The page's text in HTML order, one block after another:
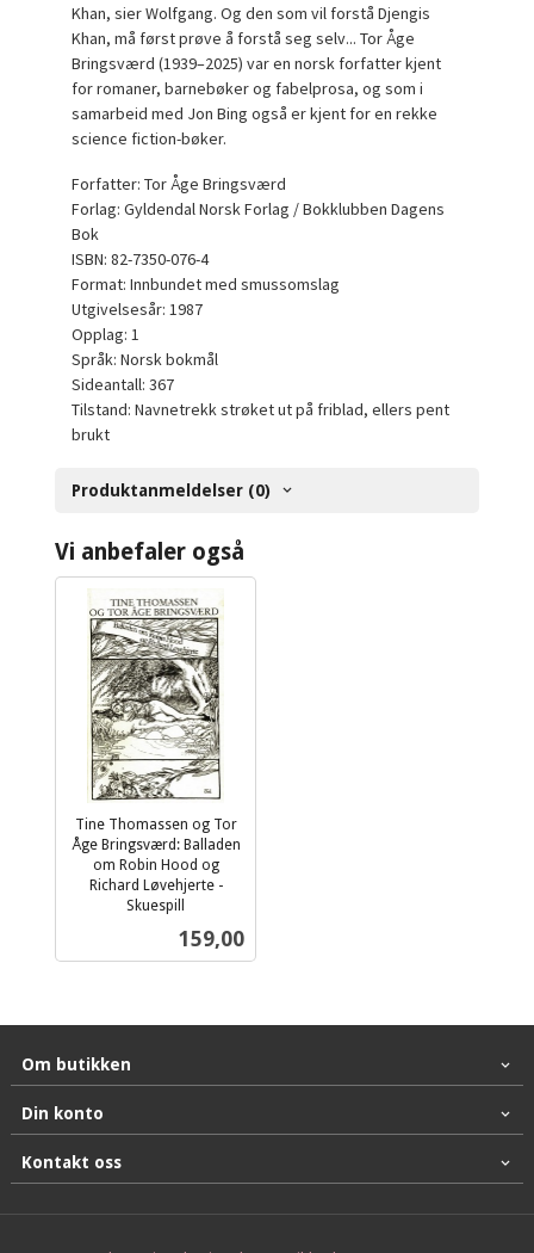
Khan, sier Wolfgang. Og den som vil forstå Djengis
Khan, må først prøve å forstå seg selv... Tor Åge
Bringsværd (1939–2025) var en norsk forfatter kjent
for romaner, barnebøker og fabelprosa, og som i
samarbeid med Jon Bing også er kjent for en rekke
science fiction-bøker.
Forfatter: Tor Åge Bringsværd
Forlag: Gyldendal Norsk Forlag / Bokklubben Dagens
Bok
ISBN: 82-7350-076-4
Format: Innbundet med smussomslag
Utgivelsesår: 1987
Opplag: 1
Språk: Norsk bokmål
Sideantall: 367
Tilstand: Navnetrekk strøket ut på friblad, ellers pent
brukt
Produktanmeldelser (0)
Vi anbefaler også
Tine Thomassen og Tor
Åge Bringsværd: Balladen
om Robin Hood og
Richard Løvehjerte -
Skuespill
Pris
159,00
Om butikken
Din konto
Kontakt oss